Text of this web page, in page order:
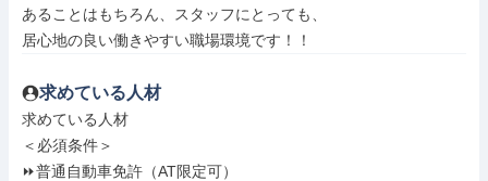
あることはもちろん、スタッフにとっても、
居心地の良い働きやすい職場環境です！！
求めている人材
求めている人材
＜必須条件＞
⏩普通自動車免許（AT限定可）